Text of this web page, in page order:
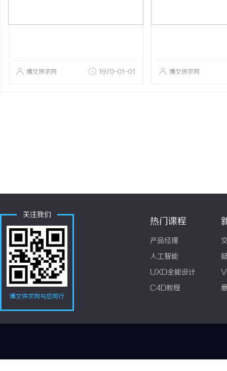
博文供求网 1970-01-01 博文供求网
关注我们
博文供求网与您同行
热门课程
产品经理
人工智能
UXD全能设计
C4D教程